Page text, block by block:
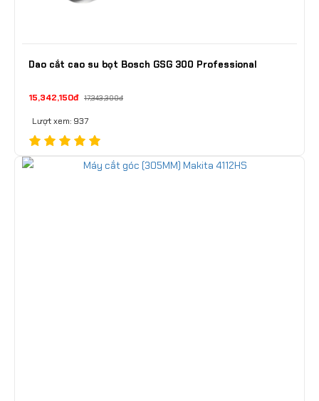
Dao cắt cao su bọt Bosch GSG 300 Professional
15,342,150đ 17,343,300đ
Lượt xem: 937